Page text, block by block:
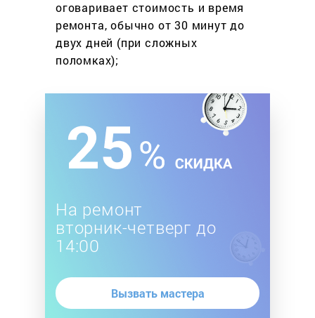
оговаривает стоимость и время
ремонта, обычно от 30 минут до
двух дней (при сложных
поломках);
На ремонт
вторник-четверг до
14:00
Вызвать мастера